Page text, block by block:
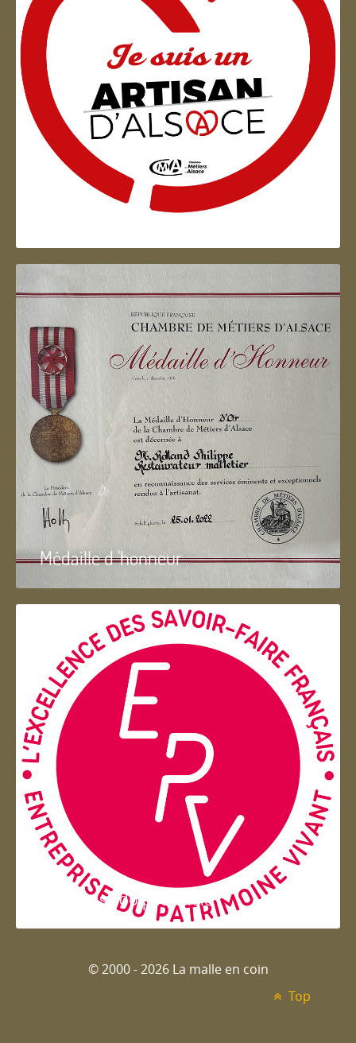
Artisan d'Alsace
Médaille d 'honneur
Entreprise du patrimoie
© 2000 - 2026 La malle en coin
Top